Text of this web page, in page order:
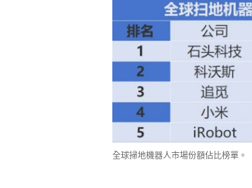
全球掃地機器人市場份額佔比榜單。